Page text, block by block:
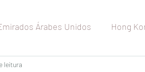
Árabes Unidos Hong
Índia
leitura